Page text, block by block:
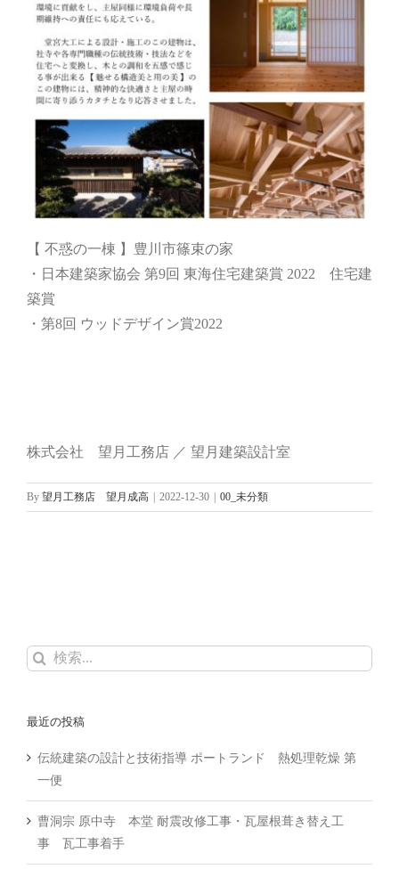
【 不惑の一棟 】豊川市篠束の家
・日本建築家協会 第9回 東海住宅建築賞 2022 住宅建
築賞
・第8回 ウッドデザイン賞2022
株式会社 望月工務店 ／ 望月建築設計室
By 望月工務店 望月成高 | 2022-12-30 | 00_未分類
検
最近の投稿
伝統建築の設計と技術指導 ポートランド 熱処理乾燥 第
一便
曹洞宗 原中寺 本堂 耐震改修工事・瓦屋根葺き替え工
事 瓦工事着手